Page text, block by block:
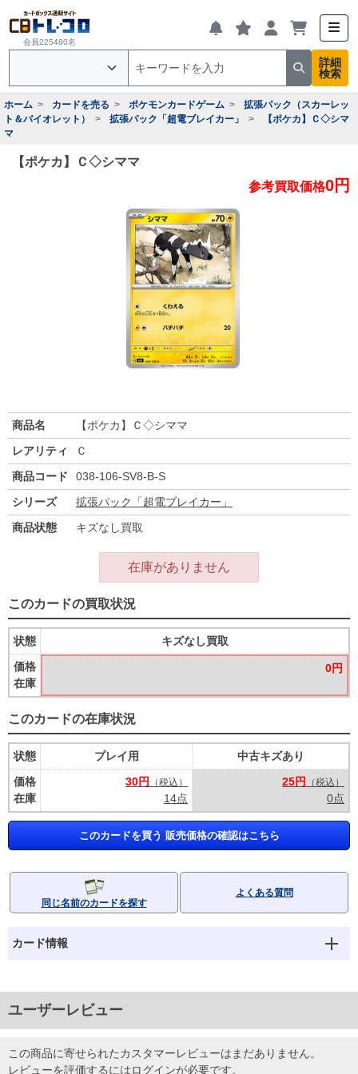
会員225480名
詳細
検索
ホーム カードを売る ポケモンカードゲーム
拡張パック（スカーレッ
ト＆バイオレット）
拡張パック「超電ブレイカー」
【ポケカ】Ｃ◇シマ
マ
【ポケカ】Ｃ◇シママ
参考買取価格0円
商品名
【ポケカ】Ｃ◇シママ
レアリティ
Ｃ
商品コード
038-106-SV8-B-S
シリーズ
拡張パック「超電ブレイカー」
商品状態
キズなし買取
在庫がありません
このカードの買取状況
状態
価格
在庫
キズなし買取
0円
このカードの在庫状況
状態
価格
在庫
プレイ用
30円
（税込）
14点
中古キズあり
25円
（税込）
0点
このカードを買う 販売価格の確認はこちら
同じ名前のカードを探す
よくある質問
カード情報
ユーザーレビュー
この商品に寄せられたカスタマーレビューはまだありません。
レビューを評価するにはログインが必要です。